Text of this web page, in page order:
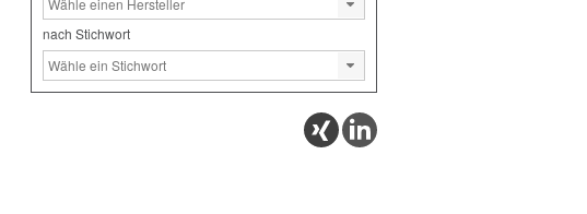
nach Stichwort